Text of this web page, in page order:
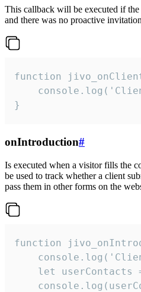
This callback will be executed if
and there was no proactive
function
}
onIntroduction#
Is executed when a visitor fills the
be used to track whether a client
pass them in other forms on the
function
let userContacts